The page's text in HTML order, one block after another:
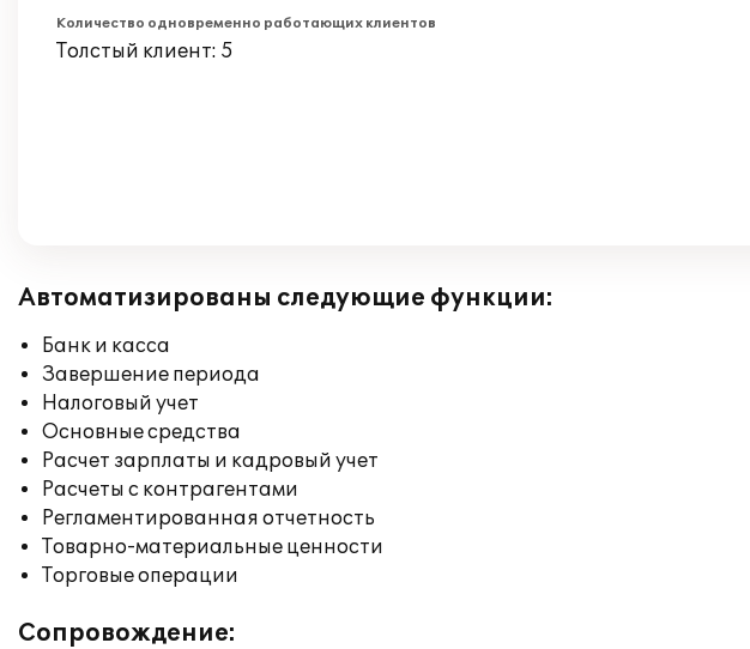
Количество одновременно работающих клиентов
Толстый клиент: 5
Автоматизированы следующие функции:
Банк и касса
Завершение периода
Налоговый учет
Основные средства
Расчет зарплаты и кадровый учет
Расчеты с контрагентами
Регламентированная отчетность
Товарно-материальные ценности
Торговые операции
Сопровождение: